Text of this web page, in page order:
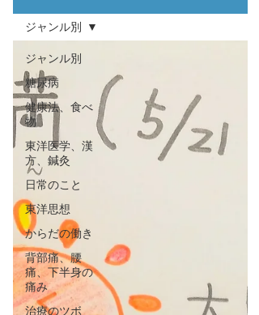
ジャンル別
糖尿病
健康法、食べ
物
東洋医学、漢
方、鍼灸
日常のこと
東洋思想
からだの働き
背部痛、腰
痛、下半身の
痛み
治療のツボ
ジャンル別